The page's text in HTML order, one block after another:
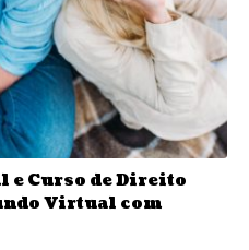
e Curso de Direito
Virtual com